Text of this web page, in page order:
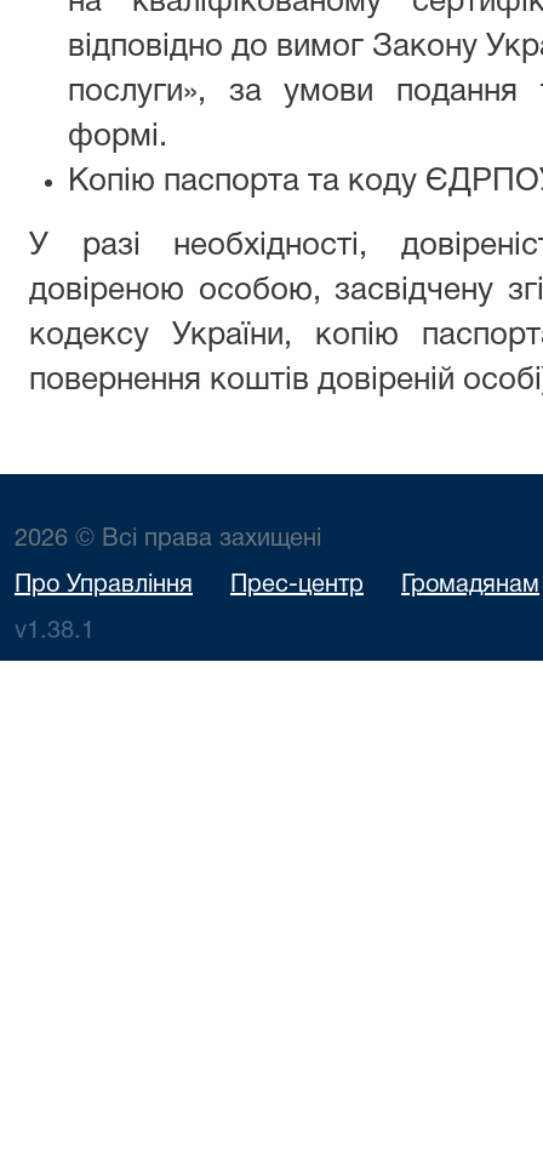
відповідно до вимог Закону
послуги», за умови подання
формі.
Копію паспорта та коду
У разі необхідності,
довіреною особою, засвідчену
кодексу України, копію
повернення коштів довіреній
2026 © Всі права захищені
Про Управління Прес-центр Громадянам
v1.38.1